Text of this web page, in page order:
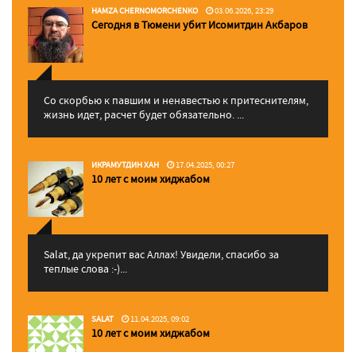
HAMZA CHERNOMORCHENKO 03.06.2026, 23:29
Сегодня в Тюмени убит Исомитдин Акбаров
Со скорбью к павшим и ненавестью к притеснителям,
жизнь идет, расчет будет обязательно. ...
ИКРАМУТДИН ХАН 17.04.2025, 00:27
10 лет с моим хиджабом
Salat, да укрепит вас Аллаx! Увидели, спасибо за
теплые слова :-)...
SALAT 11.04.2025, 09:02
10 лет с моим хиджабом